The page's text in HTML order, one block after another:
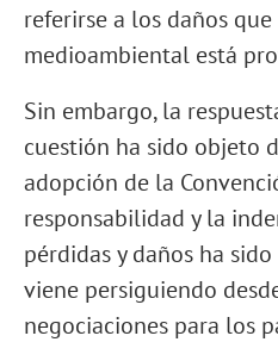
referirse a los daños
medioambiental está
Sin embargo, la
cuestión ha sido objeto
adopción de la
responsabilidad y la
pérdidas y daños ha
viene persiguiendo
negociaciones para los